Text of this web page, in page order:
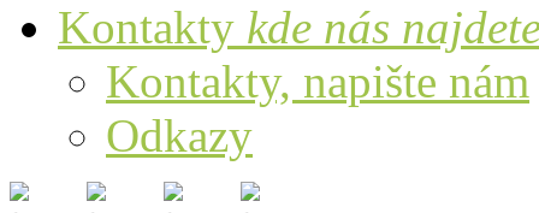
Kontakty kde nás
Kontakty, napište nám
Odkazy